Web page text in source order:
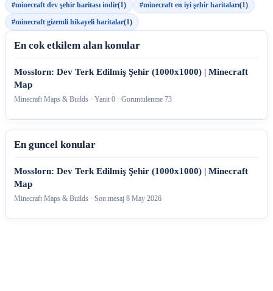
#minecraft dev şehir haritası indir(1) #minecraft en iyi şehir haritaları(1)
#minecraft gizemli hikayeli haritalar(1)
En cok etkilem alan konular
Mosslorn: Dev Terk Edilmiş Şehir (1000x1000) | Minecraft
Map
Minecraft Maps & Builds · Yanit 0 · Goruntulenme 73
En guncel konular
Mosslorn: Dev Terk Edilmiş Şehir (1000x1000) | Minecraft
Map
Minecraft Maps & Builds · Son mesaj 8 May 2026